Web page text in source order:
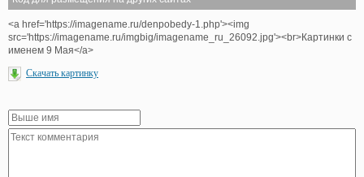
<a href='https://imagename.ru/denpobedy-1.php'><img
src='https://imagename.ru/imgbig/imagename_ru_26092.jpg'><br>Картинки с
именем 9 Мая</a>
Скачать картинку